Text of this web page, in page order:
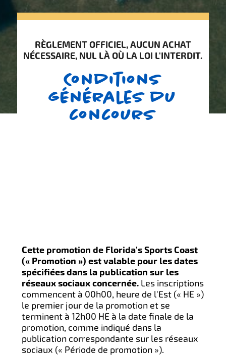
RÈGLEMENT OFFICIEL, AUCUN ACHAT
NÉCESSAIRE, NUL LÀ OÙ LA LOI L'INTERDIT.
Conditions
générales du
concours
Cette promotion de Florida's Sports Coast
(« Promotion ») est valable pour les dates
spécifiées dans la publication sur les
réseaux sociaux concernée.Les inscriptions
commencent à 00h00, heure de l'Est (« HE »)
le premier jour de la promotion et se
terminent à 12h00 HE à la date finale de la
promotion, comme indiqué dans la
publication correspondante sur les réseaux
sociaux (« Période de promotion »).